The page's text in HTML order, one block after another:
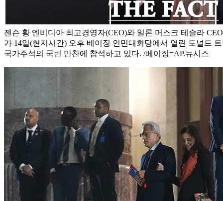
젠슨 황 엔비디아 최고경영자(CEO)와 일론 머스크 테슬라
가 14일(현지시간) 오후 베이징 인민대회당에서 열린 도널드
국가주석의 국빈 만찬에 참석하고 있다. /베이징=AP.뉴시스